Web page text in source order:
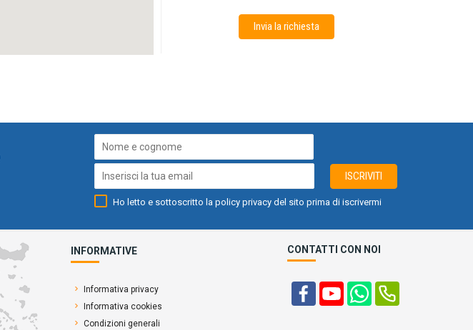
Invia la richiesta
ISCRIVITI
Ho letto e sottoscritto la policy privacy del sito prima di iscrivermi
CONTATTI CON NOI
INFORMATIVE
Informativa privacy
Informativa cookies
Condizioni generali